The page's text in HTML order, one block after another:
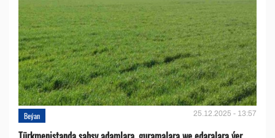
Beýan 25.12.2025 - 13:57